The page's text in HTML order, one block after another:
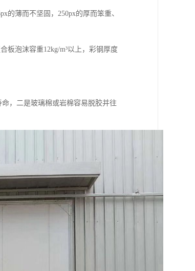
的薄而不坚固，250px的厚而笨重、
板泡沫容重12kg/m³以上，彩钢厚度
，二是玻璃棉或岩棉容易脱胶并往